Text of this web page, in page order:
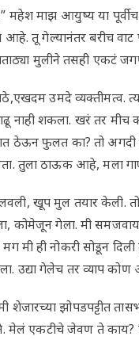
महेश माझ आयुष्य या
तू गेल्यानंतर बरीच वाट
मुलीने तसही एकटं
उमदे व्यक्तीमत्व.
नाही शकला. खरं तर
फुलत का? तो अगदी वेडा
तुला ठाऊक आहे, मला
खूप मुल तयार केली. तो
कोमेजून गेला. मी
मग मी ही नोकरी
उद्या गेलेच तर व्याप कोण
झोपडपट्टीत
एकटीचे जेवण ते काय?